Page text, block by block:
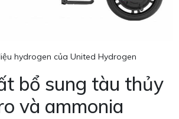
hydrogen của United Hydrogen
bổ sung tàu thủy
và ammonia